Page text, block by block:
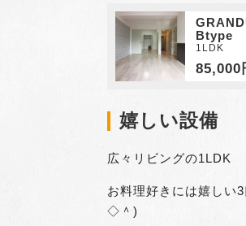
Btype
1LDK
85,000
嬉しい設備
広々リビングの1LDK
お料理好きには嬉しい
◇＾)